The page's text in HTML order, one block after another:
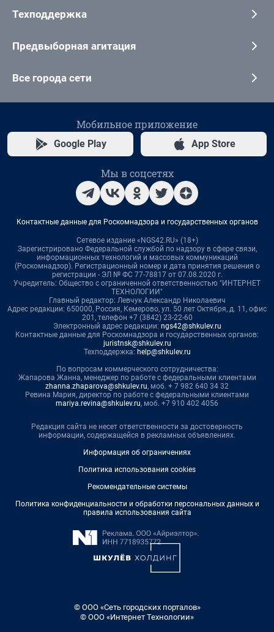
Техподдержка
Предвыборная агитация
Все города сети
Мобильное приложение
Google Play App Store
Мы в соцсетях
Контактные данные для Роскомнадзора и государственных органов
Сетевое издание «NGS42.RU» (18+)
Зарегистрировано Федеральной службой по надзору в сфере связи,
информационных технологий и массовых коммуникаций
(Роскомнадзор). Регистрационный номер и дата принятия решения о
регистрации - ЭЛ № ФС 77-78817 от 07.08.2020 г.
Учредитель: Общество с ограниченной ответственностью "ИНТЕРНЕТ
ТЕХНОЛОГИИ"
Главный редактор: Левчук Александр Николаевич
Адрес редакции: 650000, Россия, Кемерово, ул. 50 лет Октября, д. 11, офис
201, телефон +7 (3842) 23-22-60
Электронный адрес редакции: ngs42@shkulev.ru
Контактные данные для Роскомнадзора и государственных органов:
juristnsk@shkulev.ru
Техподдержка: help@shkulev.ru
По вопросам коммерческого сотрудничества:
Жапарова Жанна, менеджер по работе с федеральными клиентами
zhanna.zhaparova@shkulev.ru, моб. + 7 982 640 34 32
Ревина Мария, директор по работе с федеральными клиентами
mariya.revina@shkulev.ru, моб. +7 910 402 4056
Редакция сайта не несет ответственности за достоверность
информации, содержащейся в рекламных объявлениях.
Информация об ограничениях
Политика использования cookies
Рекомендательные системы
Политика конфиденциальности и обработки персональных данных и
правила использования сайта
© ООО «Сеть городских порталов»
© ООО «Интернет Технологии»